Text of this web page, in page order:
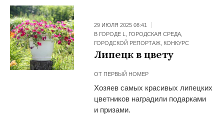
29 ИЮЛЯ 2025 08:41
В ГОРОДЕ L, ГОРОДСКАЯ СРЕДА,
ГОРОДСКОЙ РЕПОРТАЖ, КОНКУРС
Липецк в цвету
ОТ ПЕРВЫЙ НОМЕР
Хозяев самых красивых липецких
цветников наградили подарками
и призами.